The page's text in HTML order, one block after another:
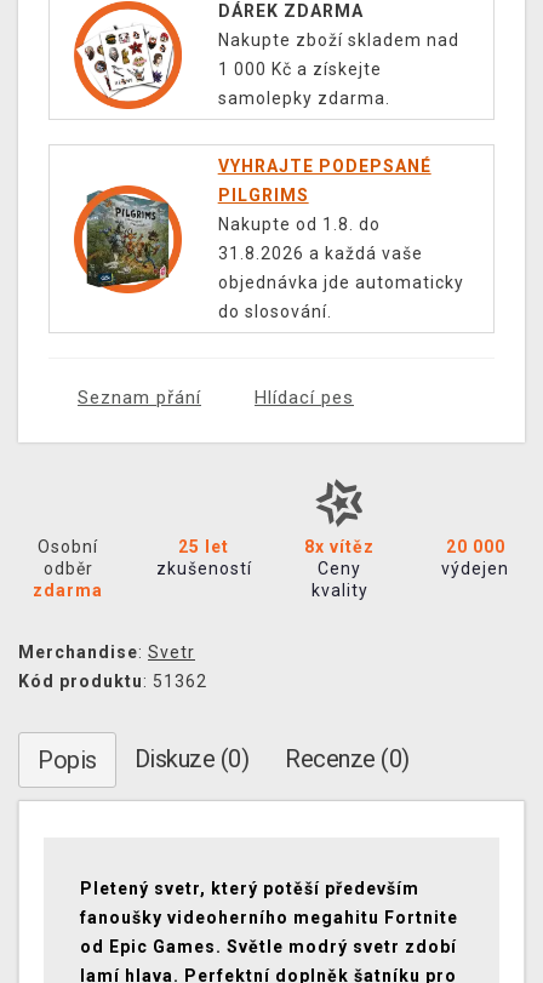
DÁREK ZDARMA
Nakupte zboží skladem nad
1 000 Kč a získejte
samolepky zdarma.
VYHRAJTE PODEPSANÉ
PILGRIMS
Nakupte od 1.8. do
31.8.2026 a každá vaše
objednávka jde automaticky
do slosování.
Seznam přání Hlídací pes
Osobní
odběr
zdarma
25 let
zkušeností
8x vítěz
Ceny
kvality
20 000
výdejen
Merchandise: Svetr
Kód produktu: 51362
Popis Diskuze (0) Recenze (0)
Pletený svetr, který potěší především
fanoušky videoherního megahitu Fortnite
od Epic Games. Světle modrý svetr zdobí
lamí hlava. Perfektní doplněk šatníku pro